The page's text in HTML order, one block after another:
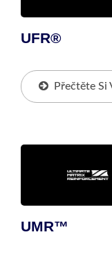
UFR®
Přečtěte Si
UMR™